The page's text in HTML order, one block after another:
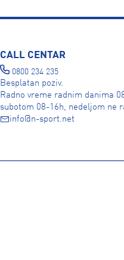
CALL CENTAR
0800 234 235
Besplatan poziv.
Radno vreme radnim danima
subotom 08-16h, nedeljom ne
info@n-sport.net